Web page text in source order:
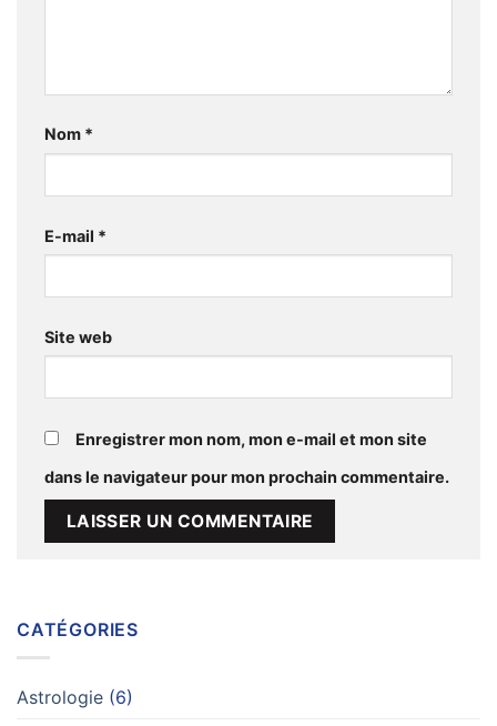
Nom *
E-mail *
Site web
Enregistrer mon nom, mon e-mail et mon site
dans le navigateur pour mon prochain commentaire.
CATÉGORIES
Astrologie (6)